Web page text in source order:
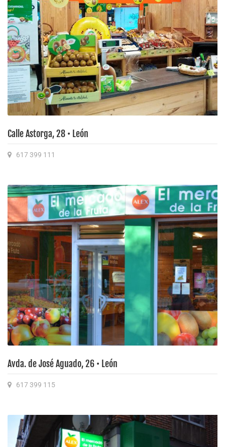
Calle Astorga, 28 • León
617 399 111
Avda. de José Aguado, 26 • León
617 399 115